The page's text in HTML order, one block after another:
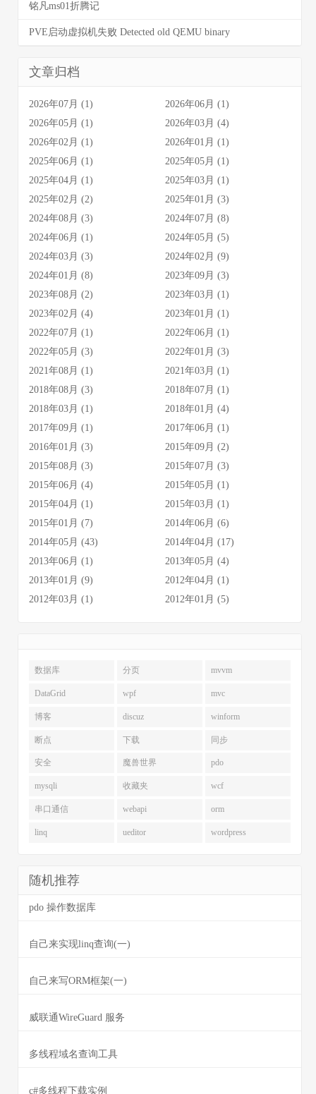
铭凡ms01折腾记
PVE启动虚拟机失败 Detected old QEMU binary
文章归档
2026年07月 (1)
2026年06月 (1)
2026年05月 (1)
2026年03月 (4)
2026年02月 (1)
2026年01月 (1)
2025年06月 (1)
2025年05月 (1)
2025年04月 (1)
2025年03月 (1)
2025年02月 (2)
2025年01月 (3)
2024年08月 (3)
2024年07月 (8)
2024年06月 (1)
2024年05月 (5)
2024年03月 (3)
2024年02月 (9)
2024年01月 (8)
2023年09月 (3)
2023年08月 (2)
2023年03月 (1)
2023年02月 (4)
2023年01月 (1)
2022年07月 (1)
2022年06月 (1)
2022年05月 (3)
2022年01月 (3)
2021年08月 (1)
2021年03月 (1)
2018年08月 (3)
2018年07月 (1)
2018年03月 (1)
2018年01月 (4)
2017年09月 (1)
2017年06月 (1)
2016年01月 (3)
2015年09月 (2)
2015年08月 (3)
2015年07月 (3)
2015年06月 (4)
2015年05月 (1)
2015年04月 (1)
2015年03月 (1)
2015年01月 (7)
2014年06月 (6)
2014年05月 (43)
2014年04月 (17)
2013年06月 (1)
2013年05月 (4)
2013年01月 (9)
2012年04月 (1)
2012年03月 (1)
2012年01月 (5)
数据库 分页 mvvm
DataGrid wpf mvc
博客 discuz winform
断点 下载 同步
安全 魔兽世界 pdo
mysqli 收藏夹 wcf
串口通信 webapi orm
linq ueditor wordpress
随机推荐
pdo 操作数据库
自己来实现linq查询(一)
自己来写ORM框架(一)
威联通WireGuard 服务
多线程域名查询工具
c#多线程下载实例